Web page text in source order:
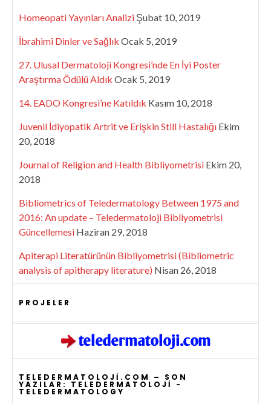
Homeopati Yayınları Analizi Şubat 10, 2019
İbrahimî Dinler ve Sağlık Ocak 5, 2019
27. Ulusal Dermatoloji Kongresi’nde En İyi Poster
Araştırma Ödülü Aldık Ocak 5, 2019
14. EADO Kongresi’ne Katıldık Kasım 10, 2018
Juvenil İdiyopatik Artrit ve Erişkin Still Hastalığı Ekim
20, 2018
Journal of Religion and Health Bibliyometrisi Ekim 20,
2018
Bibliometrics of Teledermatology Between 1975 and
2016: An update – Teledermatoloji Bibliyometrisi
Güncellemesi Haziran 29, 2018
Apiterapi Literatürünün Bibliyometrisi (Bibliometric
analysis of apitherapy literature) Nisan 26, 2018
PROJELER
TELEDERMATOLOJI.COM – SON
YAZILAR: TELEDERMATOLOJI -
TELEDERMATOLOGY